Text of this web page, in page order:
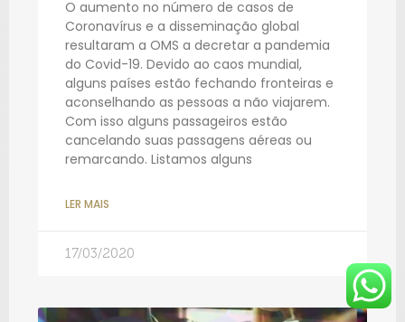
O aumento no número de casos de
Coronavírus e a disseminação global
resultaram a OMS a decretar a pandemia
do Covid-19. Devido ao caos mundial,
alguns países estão fechando fronteiras e
aconselhando as pessoas a não viajarem.
Com isso alguns passageiros estão
cancelando suas passagens aéreas ou
remarcando. Listamos alguns
LER MAIS
17/03/2020